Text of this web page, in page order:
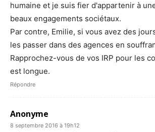
humaine et je suis fier d'appartenir à
beaux engagements sociétaux.
Par contre, Emilie, si vous avez des
les passer dans des agences en
Rapprochez-vous de vos IRP pour les
est longue.
Répondre
Anonyme
8 septembre 2016 à 19h12